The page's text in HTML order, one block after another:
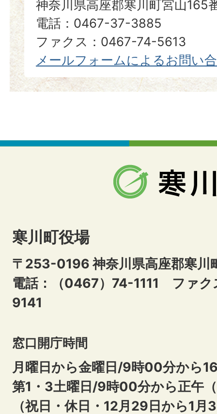
神奈川県高座郡寒川町宮山165
電話：0467-37-3885
ファクス：0467-74-5613
メールフォームによるお問い
寒川町役場
〒253-0196 神奈川県高座郡寒川
電話：（0467）74-1111 ファ
9141
窓口開庁時間
月曜日から金曜日/9時00分から
第1・3土曜日/9時00分から正午
（祝日・休日・12月29日から1月